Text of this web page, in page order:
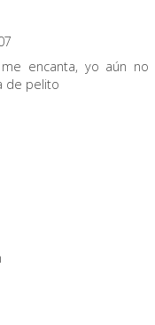
encanta, yo aún no
de pelito